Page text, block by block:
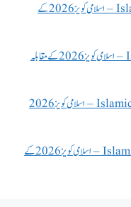
Islamic Quiz 2026 In Urdu – اسلامی کویز 2026 کے
Islamic Quiz 2026 In Urdu – اسلامی کویز 2026 کے مقابلہ
Islamic Quiz 2026 In Urdu – اسلامی کویز 2026
Islamic Quiz 2026 In Urdu – اسلامی کویز 2026 کے